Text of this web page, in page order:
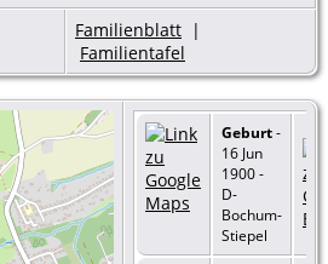
Familienblatt |
Familientafel
Geburt-
16 Jun
1900 -
D-
Bochum-
Stiepel